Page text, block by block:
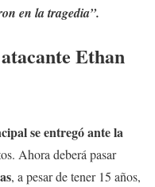
en la tragedia”.
Ethan
se entregó ante la
Ahora deberá pasar
, a pesar de tener 15 años,